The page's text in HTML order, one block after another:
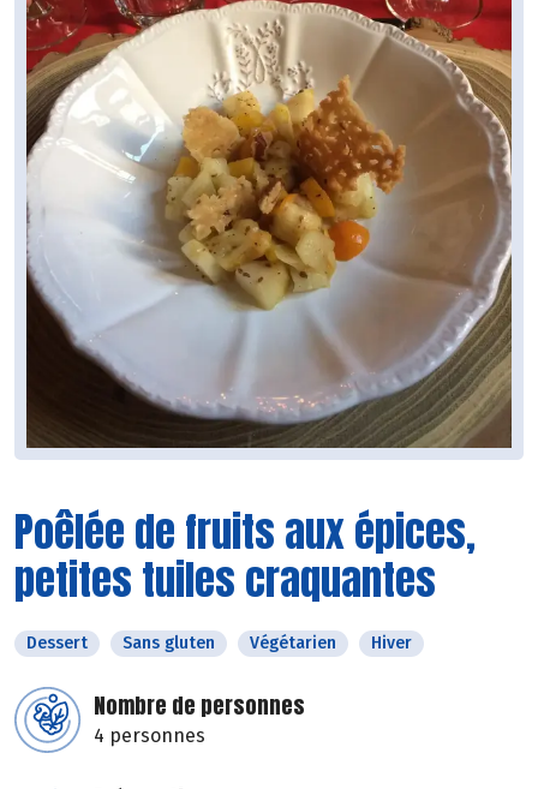
Poêlée de fruits aux épices,
petites tuiles craquantes
Dessert Sans gluten Végétarien Hiver
Nombre de personnes
4 personnes